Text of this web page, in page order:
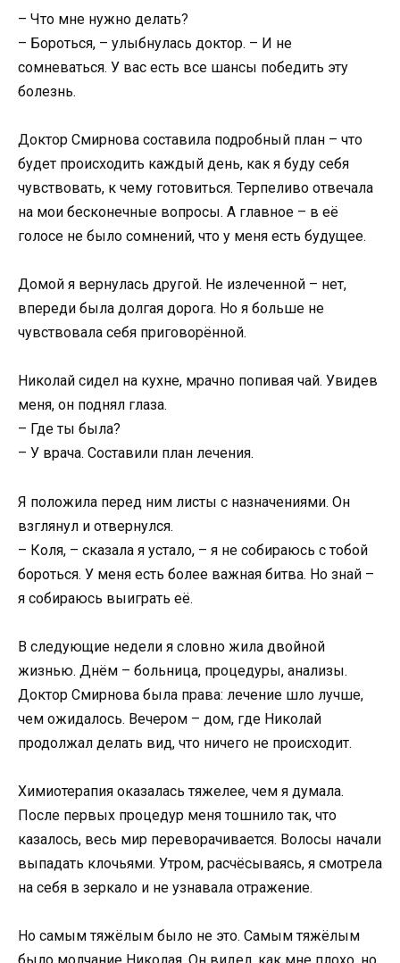
– Что мне нужно делать?
– Бороться, – улыбнулась доктор. – И не
сомневаться. У вас есть все шансы победить эту
болезнь.
Доктор Смирнова составила подробный план – что
будет происходить каждый день, как я буду себя
чувствовать, к чему готовиться. Терпеливо отвечала
на мои бесконечные вопросы. А главное – в её
голосе не было сомнений, что у меня есть будущее.
Домой я вернулась другой. Не излеченной – нет,
впереди была долгая дорога. Но я больше не
чувствовала себя приговорённой.
Николай сидел на кухне, мрачно попивая чай. Увидев
меня, он поднял глаза.
– Где ты была?
– У врача. Составили план лечения.
Я положила перед ним листы с назначениями. Он
взглянул и отвернулся.
– Коля, – сказала я устало, – я не собираюсь с тобой
бороться. У меня есть более важная битва. Но знай –
я собираюсь выиграть её.
В следующие недели я словно жила двойной
жизнью. Днём – больница, процедуры, анализы.
Доктор Смирнова была права: лечение шло лучше,
чем ожидалось. Вечером – дом, где Николай
продолжал делать вид, что ничего не происходит.
Химиотерапия оказалась тяжелее, чем я думала.
После первых процедур меня тошнило так, что
казалось, весь мир переворачивается. Волосы начали
выпадать клочьями. Утром, расчёсываясь, я смотрела
на себя в зеркало и не узнавала отражение.
Но самым тяжёлым было не это. Самым тяжёлым